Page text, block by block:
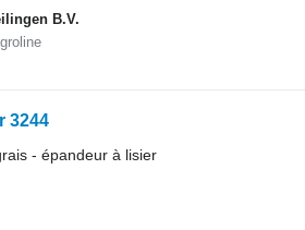
B.V.
3244
- épandeur à lisier